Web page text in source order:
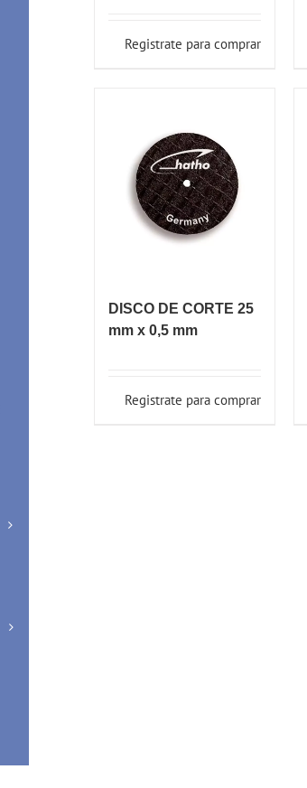
Registrate para comprar
DISCO DE CORTE 25
mm x 0,5 mm
Registrate para comprar